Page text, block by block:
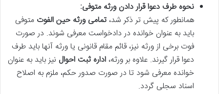
نحوه طرف دعوا قرار دادن ورثه متوفی:
همانطور که پیش تر ذکر شد، تمامی ورثه حین الفوت متوفی
باید به عنوان خوانده در دادخواست معرفی شوند. در صورت
فوت برخی از ورثه نیز، قائم مقام قانونی یا ورثه آنها باید طرف
دعوا قرار گیرند. علاوه بر ورثه، اداره ثبت احوال نیز باید به عنوان
خوانده معرفی شود تا در صورت صدور حکم، ملزم به اصلاح
اسناد سجلی گردد.